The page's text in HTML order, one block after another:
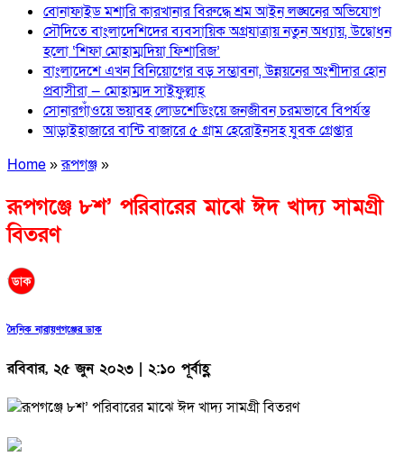
বোনাফাইড মশারি কারখানার বিরুদ্ধে শ্রম আইন লঙ্ঘনের অভিযোগ
সৌদিতে বাংলাদেশিদের ব্যবসায়িক অগ্রযাত্রায় নতুন অধ্যায়, উদ্বোধন
হলো ‘শিফা মোহাম্মদিয়া ফিশারিজ’
বাংলাদেশে এখন বিনিয়োগের বড় সম্ভাবনা, উন্নয়নের অংশীদার হোন
প্রবাসীরা — মোহাম্মদ সাইফুল্লাহ্
সোনারগাঁওয়ে ভয়াবহ লোডশেডিংয়ে জনজীবন চরমভাবে বিপর্যস্ত
আড়াইহাজারে বান্টি বাজারে ৫ গ্রাম হেরোইনসহ যুবক গ্রেপ্তার
Home»রূপগঞ্জ»
রূপগঞ্জে ৮শ’ প‌রিবা‌রের মা‌ঝে ঈদ খাদ্য সামগ্রী
বিতরণ
দৈনিক নারায়ণগঞ্জের ডাক
রবিবার, ২৫ জুন ২০২৩ | ২:১০ পূর্বাহ্ণ